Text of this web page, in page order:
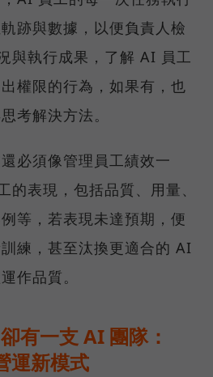
跡與數據，以便負責人檢
與執行成果，了解 AI 員工
權限的行為，如果有，也
考解決方法。
必須像管理員工績效一
表現，包括品質、用量、
等，若表現未達預期，便
練，甚至汰換更適合的 AI
作品質。
有一支 AI 團隊：
運新模式